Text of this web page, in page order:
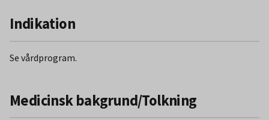
Indikation
Se vårdprogram.
Medicinsk bakgrund/Tolkning